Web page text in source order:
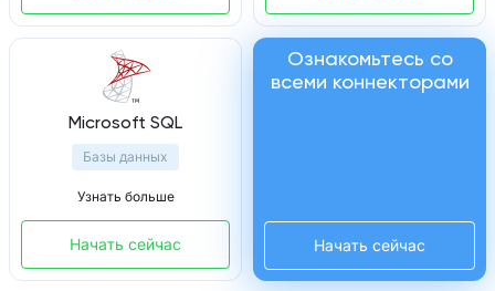
Microsoft SQL
Базы данных
Узнать больше
Начать сейчас
Ознакомьтесь со
всеми коннекторами
Начать сейчас